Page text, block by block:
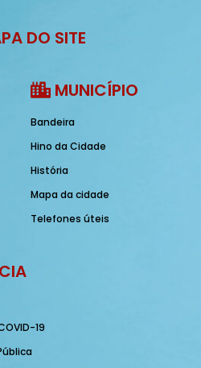
DO SITE
MUNICÍPIO
Bandeira
Hino da Cidade
História
Mapa da cidade
Telefones úteis
19